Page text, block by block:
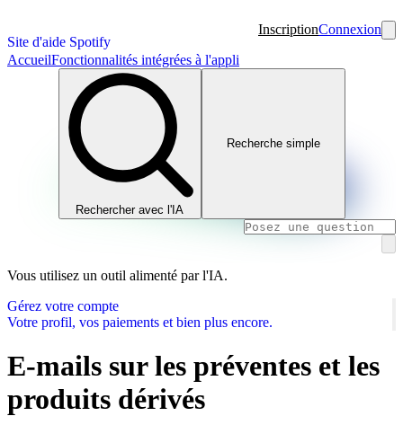
Site d'aide Spotify
InscriptionConnexion
AccueilFonctionnalités intégrées à l'appli
Rechercher avec l'IA
Recherche simple
Vous utilisez un outil alimenté par l'IA.
Gérez votre compte
Votre profil, vos paiements et bien plus encore.
E-mails sur les préventes et les
produits dérivés